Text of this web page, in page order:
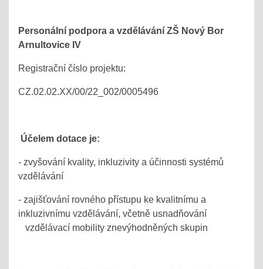
Personální podpora a vzdělávání ZŠ Nový Bor
Arnultovice IV
Registrační číslo projektu:
CZ.02.02.XX/00/22_002/0005496
Účelem dotace je:
- zvyšování kvality, inkluzivity a účinnosti systémů
vzdělávání
- zajišťování rovného přístupu ke kvalitnímu a
inkluzivnímu vzdělávání, včetně usnadňování
vzdělávací mobility znevýhodněných skupin